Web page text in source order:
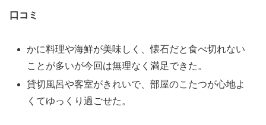
口コミ
かに料理や海鮮が美味しく、懐石だと食べ切れない
ことが多いが今回は無理なく満足できた。
貸切風呂や客室がきれいで、部屋のこたつが心地よ
くてゆっくり過ごせた。